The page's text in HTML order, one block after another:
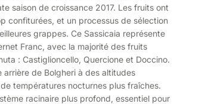
saison de croissance 2017. Les fruits ont
confiturées, et un processus de sélection
grappes. Ce Sassicaia représente
Franc, avec la majorité des fruits
: Castiglioncello, Quercione et Doccino.
arrière de Bolgheri à des altitudes
températures nocturnes plus fraîches.
racinaire plus profond, essentiel pour